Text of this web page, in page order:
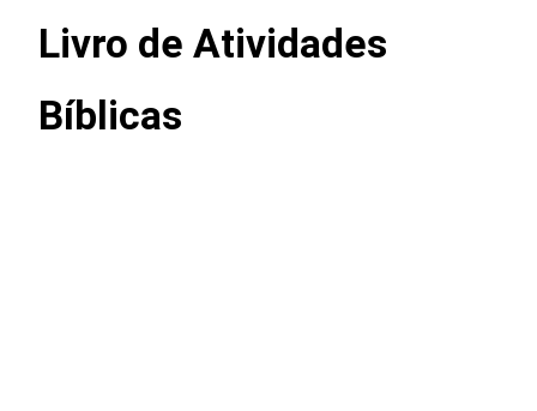
Livro de Atividades
Bíblicas